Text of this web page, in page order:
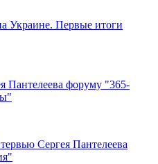
Украине. Первые итоги
Пантелеева форуму "365-
Сергея Пантелеева